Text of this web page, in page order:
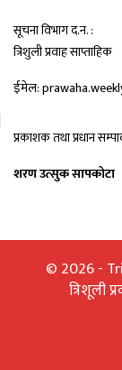
सूचना विभाग द.न. :
त्रिशुली प्रवाह साप्ताहिक
ईमेल:
प्रकाशक तथा प्रधान
शरण उत्सुक सापकोटा
© 2026 -
त्रिशूली